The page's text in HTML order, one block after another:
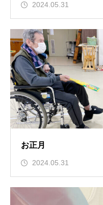
2024.05.31
お正月
2024.05.31